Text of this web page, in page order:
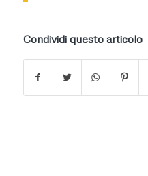
Condividi questo articolo